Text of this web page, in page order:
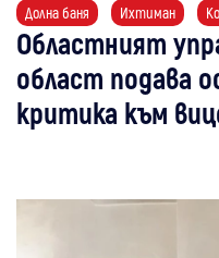
Долна баня Ихтиман
Областният
област подава
критика към